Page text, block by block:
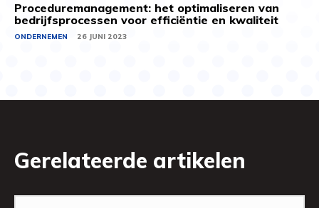
Proceduremanagement: het optimaliseren van
bedrijfsprocessen voor efficiëntie en kwaliteit
ONDERNEMEN 26 JUNI 2023
Gerelateerde artikelen